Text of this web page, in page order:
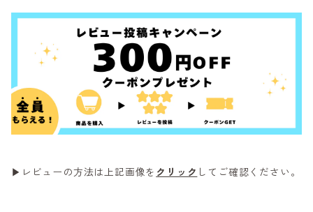
▶レビューの方法は上記画像を クリック してご確認ください。